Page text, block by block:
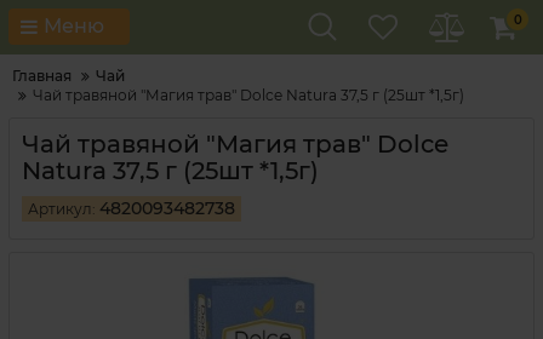
Меню 0
Главная
Чай
Чай травяной "Магия трав" Dolce Natura 37,5 г (25шт *1,5г)
Чай травяной "Магия трав" Dolce
Natura 37,5 г (25шт *1,5г)
Артикул: 4820093482738